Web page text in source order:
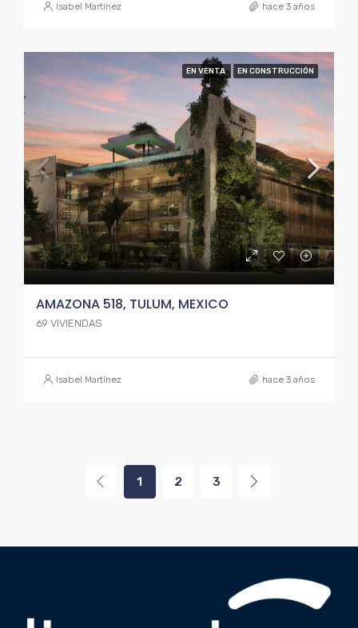
Isabel Martínez hace 3 años
EN VENTA EN CONSTRUCCIÓN
AMAZONA 518, TULUM, MEXICO
69 VIVIENDAS
Isabel Martínez hace 3 años
1 2 3